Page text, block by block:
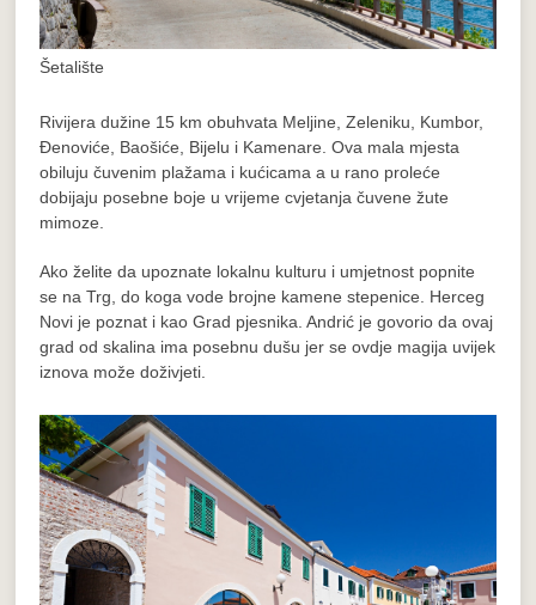
Šetalište
Rivijera dužine 15 km obuhvata Meljine, Zeleniku, Kumbor,
Đenoviće, Baošiće, Bijelu i Kamenare. Ova mala mjesta
obiluju čuvenim plažama i kućicama a u rano proleće
dobijaju posebne boje u vrijeme cvjetanja čuvene žute
mimoze.
Ako želite da upoznate lokalnu kulturu i umjetnost popnite
se na Trg, do koga vode brojne kamene stepenice. Herceg
Novi je poznat i kao Grad pjesnika. Andrić je govorio da ovaj
grad od skalina ima posebnu dušu jer se ovdje magija uvijek
iznova može doživjeti.